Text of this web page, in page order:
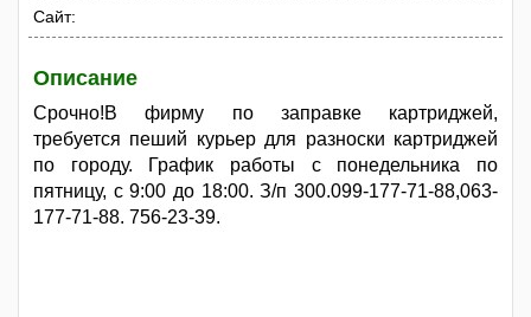
Сайт:
Описание
Срочно!В фирму по заправке картриджей,
требуется пеший курьер для разноски картриджей
по городу. График работы с понедельника по
пятницу, с 9:00 до 18:00. З/п 300.099-177-71-88,063-
177-71-88. 756-23-39.